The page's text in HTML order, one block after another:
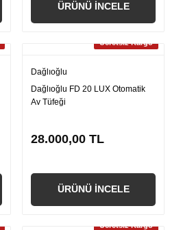
ÜRÜNÜ İNCELE
Ücretsiz Kargo
Dağlıoğlu
Dağlıoğlu FD 20 LUX Otomatik
Av Tüfeği
28.000,00 TL
ÜRÜNÜ İNCELE
Ücretsiz Kargo